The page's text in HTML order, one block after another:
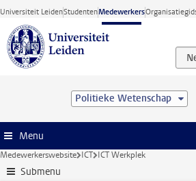
Ga direct naar de inhoud
Universiteit LeidenStudentenMedewerkers
Politieke Wetenschap
Menu
Medewerkerswebsite ICT ICT Werkplek
Submenu